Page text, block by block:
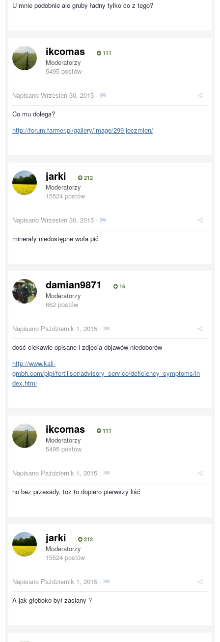
U mnie podobnie ale gruby ładny tylko co z tego?
ikcomas 111
Moderatorzy
5495 postów
Napisano Wrzesień 30, 2015 ·
Co mu dolega?
http://forum.farmer.pl/gallery/image/299-jeczmien/
jarki 212
Moderatorzy
15524 postów
Napisano Wrzesień 30, 2015 ·
minerały niedostępne woła pić
damian9871 16
Moderatorzy
662 postów
Napisano Październik 1, 2015 ·
dość ciekawie opisane i zdjęcia objawów niedoborów
http://www.kali-
gmbh.com/plpl/fertiliser/advisory_service/deficiency_symptoms/in
dex.html
ikcomas 111
Moderatorzy
5495 postów
Napisano Październik 1, 2015 ·
no bez przesady, toż to dopiero pierwszy liść
jarki 212
Moderatorzy
15524 postów
Napisano Październik 1, 2015 ·
A jak głęboko był zasiany ?